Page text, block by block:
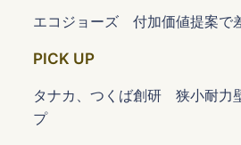
エコジョーズ 付加価値提案で
PICK UP
タナカ、つくば創研 狭小耐力
プ